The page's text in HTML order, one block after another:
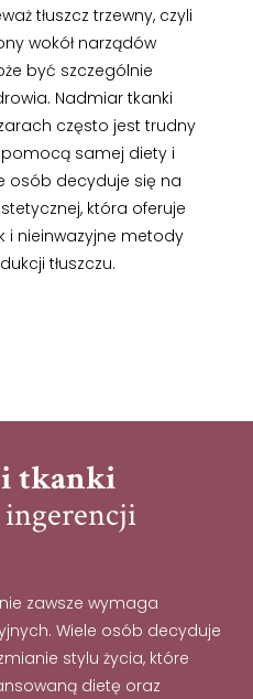
tłuszcz trzewny, czyli
wokół narządów
być szczególnie
Nadmiar tkanki
często jest trudny
samej diety i
osób decyduje się na
która oferuje
i nieinwazyjne metody
tłuszczu.
tkanki
ingerencji
zawsze wymaga
Wiele osób decyduje
stylu życia, które
dietę oraz